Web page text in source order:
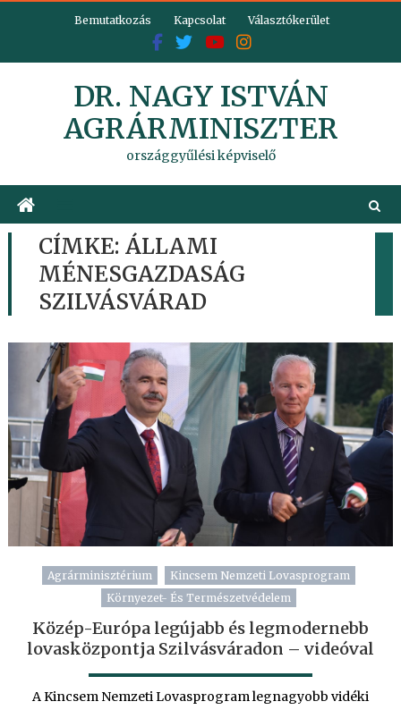
Bemutatkozás Kapcsolat Választókerület
DR. NAGY ISTVÁN
AGRÁRMINISZTER
országgyűlési képviselő
CÍMKE: ÁLLAMI
MÉNESGAZDASÁG
SZILVÁSVÁRAD
Agrárminisztérium
Kincsem Nemzeti Lovasprogram
Környezet- És Természetvédelem
Közép-Európa legújabb és legmodernebb
lovasközpontja Szilvásváradon – videóval
A Kincsem Nemzeti Lovasprogram legnagyobb vidéki